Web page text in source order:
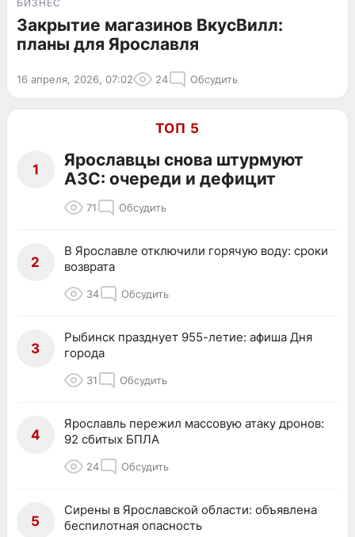
БИЗНЕС
Закрытие магазинов ВкусВилл:
планы для Ярославля
16 апреля, 2026, 07:02 24 Обсудить
ТОП 5
1
Ярославцы снова штурмуют
АЗС: очереди и дефицит
71 Обсудить
2
В Ярославле отключили горячую воду: сроки
возврата
34 Обсудить
3
Рыбинск празднует 955-летие: афиша Дня
города
31 Обсудить
4
Ярославль пережил массовую атаку дронов:
92 сбитых БПЛА
24 Обсудить
5
Сирены в Ярославской области: объявлена
беспилотная опасность